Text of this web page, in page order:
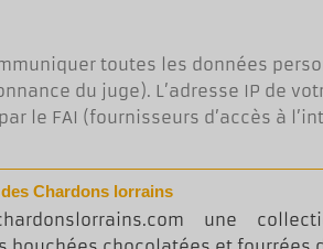
toutes les données
du juge). L’adresse IP de
le FAI (fournisseurs d’accès à
Chardons lorrains
une